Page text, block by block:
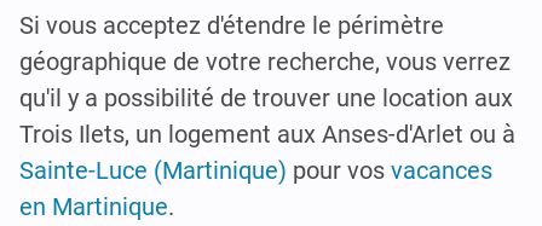
Si vous acceptez d'étendre le périmètre
géographique de votre recherche, vous verrez
qu'il y a possibilité de trouver une location aux
Trois Ilets, un logement aux Anses-d'Arlet ou à
Sainte-Luce (Martinique) pour vos vacances
en Martinique.